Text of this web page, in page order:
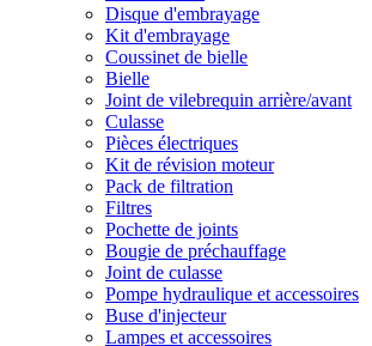
Disque d'embrayage
Kit d'embrayage
Coussinet de bielle
Bielle
Joint de vilebrequin arrière/avant
Culasse
Pièces électriques
Kit de révision moteur
Pack de filtration
Filtres
Pochette de joints
Bougie de préchauffage
Joint de culasse
Pompe hydraulique et accessoires
Buse d'injecteur
Lampes et accessoires